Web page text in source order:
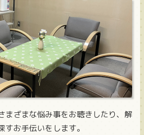
まざまな悩み事をお聴きしたり、解
お手伝いをします。